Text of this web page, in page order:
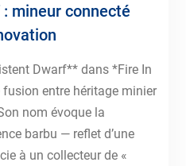
mineur connecté
Dwarf** dans *Fire In
entre héritage minier
nom évoque la
barbu — reflet d’une
à un collecteur de «